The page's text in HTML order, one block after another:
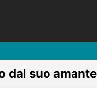
dal suo amante